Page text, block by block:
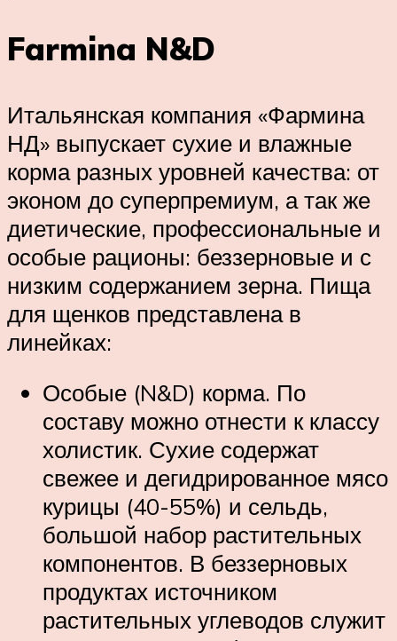
Farmina N&D
Итальянская компания «Фармина
НД» выпускает сухие и влажные
корма разных уровней качества: от
эконом до суперпремиум, а так же
диетические, профессиональные и
особые рационы: беззерновые и с
низким содержанием зерна. Пища
для щенков представлена в
линейках:
Особые (N&D) корма. По
составу можно отнести к классу
холистик. Сухие содержат
свежее и дегидрированное мясо
курицы (40-55%) и сельдь,
большой набор растительных
компонентов. В беззерновых
продуктах источником
растительных углеводов служит